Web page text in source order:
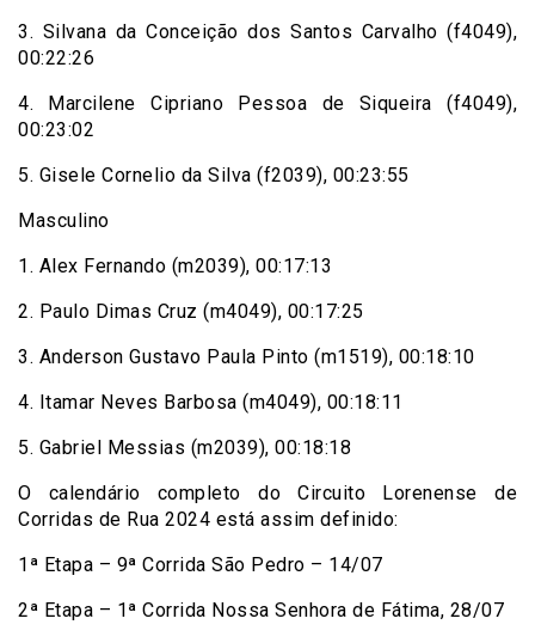
3. Silvana da Conceição dos Santos Carvalho (f4049),
00:22:26
4. Marcilene Cipriano Pessoa de Siqueira (f4049),
00:23:02
5. Gisele Cornelio da Silva (f2039), 00:23:55
Masculino
1. Alex Fernando (m2039), 00:17:13
2. Paulo Dimas Cruz (m4049), 00:17:25
3. Anderson Gustavo Paula Pinto (m1519), 00:18:10
4. Itamar Neves Barbosa (m4049), 00:18:11
5. Gabriel Messias (m2039), 00:18:18
O calendário completo do Circuito Lorenense de
Corridas de Rua 2024 está assim definido:
1ª Etapa – 9ª Corrida São Pedro – 14/07
2ª Etapa – 1ª Corrida Nossa Senhora de Fátima, 28/07